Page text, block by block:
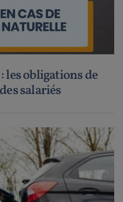
les obligations de
salariés